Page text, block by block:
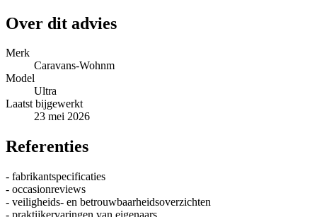
Over dit advies
Merk
Caravans-Wohnm
Model
Ultra
Laatst bijgewerkt
23 mei 2026
Referenties
- fabrikantspecificaties
- occasionreviews
- veiligheids- en betrouwbaarheidsoverzichten